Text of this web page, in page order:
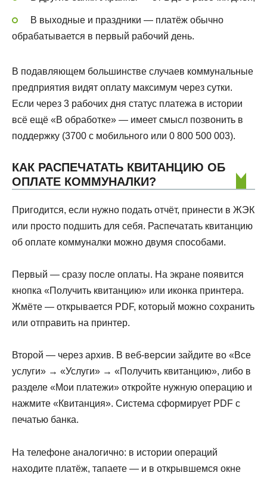
В выходные и праздники — платёж обычно
обрабатывается в первый рабочий день.
В подавляющем большинстве случаев коммунальные
предприятия видят оплату максимум через сутки.
Если через 3 рабочих дня статус платежа в истории
всё ещё «В обработке» — имеет смысл позвонить в
поддержку (3700 с мобильного или 0 800 500 003).
КАК РАСПЕЧАТАТЬ КВИТАНЦИЮ ОБ
ОПЛАТЕ КОММУНАЛКИ?
Пригодится, если нужно подать отчёт, принести в ЖЭК
или просто подшить для себя. Распечатать квитанцию
об оплате коммуналки можно двумя способами.
Первый — сразу после оплаты. На экране появится
кнопка «Получить квитанцию» или иконка принтера.
Жмёте — открывается PDF, который можно сохранить
или отправить на принтер.
Второй — через архив. В веб-версии зайдите во «Все
услуги» → «Услуги» → «Получить квитанцию», либо в
разделе «Мои платежи» откройте нужную операцию и
нажмите «Квитанция». Система сформирует PDF с
печатью банка.
На телефоне аналогично: в истории операций
находите платёж, тапаете — и в открывшемся окне